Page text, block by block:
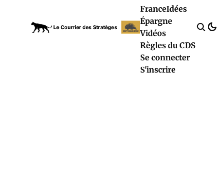
FranceIdées
Épargne
Vidéos
Règles du CDS
Se connecter
S'inscrire